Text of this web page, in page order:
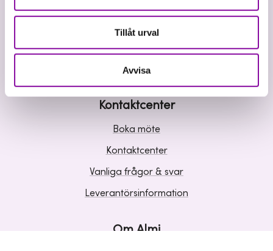
Tillåt urval
Avvisa
Riskkapital
Affärsutveckling
Kunskap och inspiration
Kontaktcenter
Boka möte
Kontaktcenter
Vanliga frågor & svar
Leverantörsinformation
Om Almi